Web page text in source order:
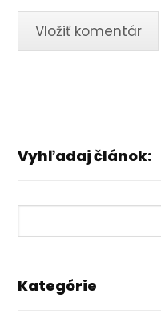
Vyhľadaj článok:
Kategórie